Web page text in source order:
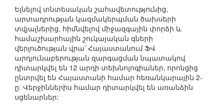
Ելնելով տնտեսական շահավետությունից,
արտադրության կազմակերպման ծախսերի
տվյալներից, հիմնվելով միջազգային փորձի և
համաշխարհային շուկայական գների
վերլուծության վրա՝ Հայաստանում ՖՎ
արդյունաբերության զարգացման նպատակով
դիտարկվել են 12 արդի տեխնոլոգիաներ, որոնցից
ընտրվել են Հայաստանի համար հեռանկարային 2-
ը: Վերջիններիս համար դիտարկվել են առանձին
սցենարներ: